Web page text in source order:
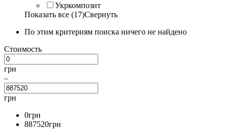
Укркомпозит
Показать все (17)Свернуть
По этим критериям поиска ничего не найдено
Стоимость
грн
–
грн
0грн
887520грн